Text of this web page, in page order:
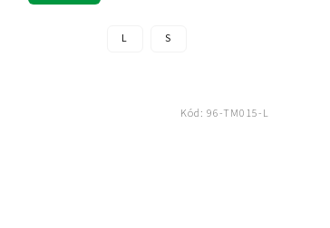
L S
Kód: 96-TM015-L